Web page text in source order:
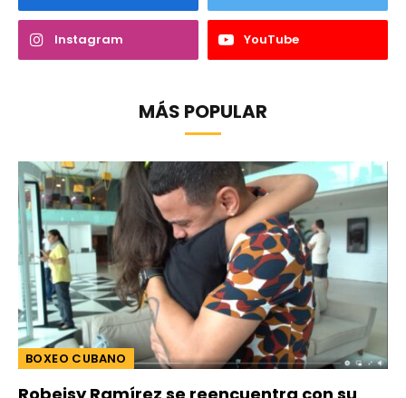
Instagram YouTube
MÁS POPULAR
BOXEO CUBANO